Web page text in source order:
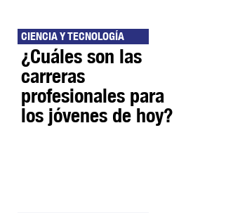
CIENCIA Y TECNOLOGÍA
¿Cuáles son las
carreras
profesionales para
los jóvenes de hoy?